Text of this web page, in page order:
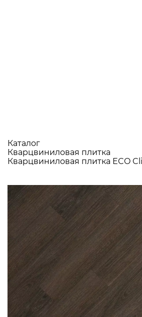
Каталог
Кварцвиниловая плитка
Кварцвиниловая плитка ECO